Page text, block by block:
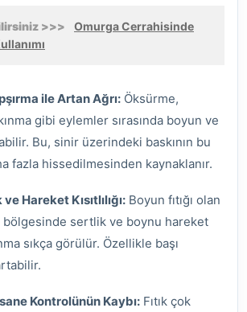
>>>
Omurga Cerrahisinde
ile Artan Ağrı: Öksürme,
gibi eylemler sırasında boyun ve
Bu, sinir üzerindeki baskının bu
fazla hissedilmesinden kaynaklanır.
Hareket Kısıtlılığı: Boyun fıtığı olan
sertlik ve boynu hareket
sıkça görülür. Özellikle başı
Kontrolünün Kaybı: Fıtık çok